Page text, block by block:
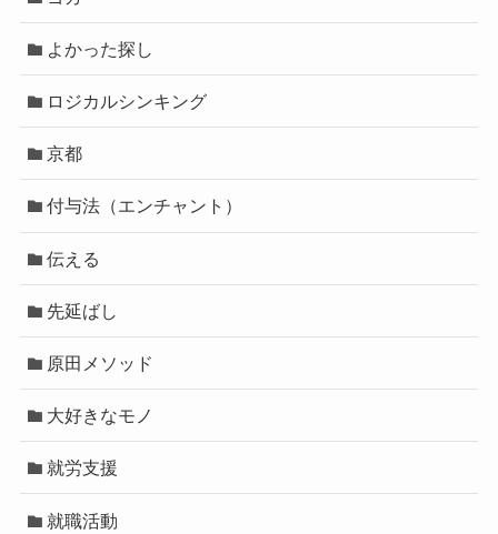
よかった探し
ロジカルシンキング
京都
付与法（エンチャント）
伝える
先延ばし
原田メソッド
大好きなモノ
就労支援
就職活動